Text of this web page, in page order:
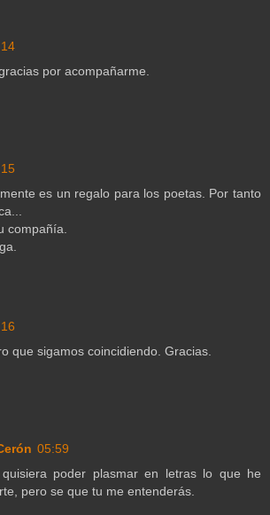
por acompañarme.
es un regalo para los poetas. Por tanto
compañía.
que sigamos coincidiendo. Gracias.
05:59
poder plasmar en letras lo que he
pero se que tu me entenderás.